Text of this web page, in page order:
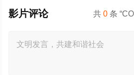
共0 条
影片评论